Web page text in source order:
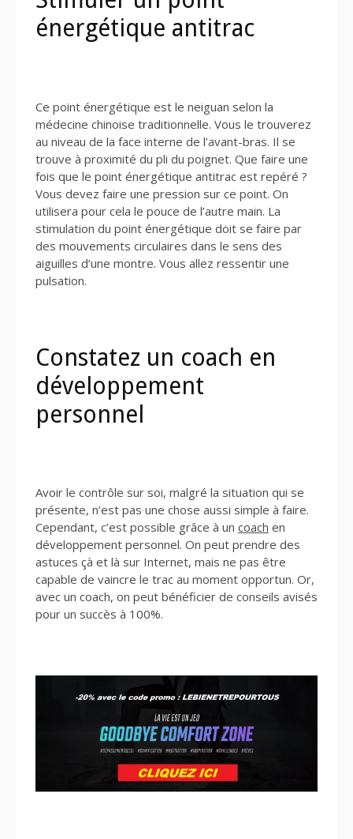
énergétique antitrac
Ce point énergétique est le neiguan selon la
médecine chinoise traditionnelle. Vous le trouverez
au niveau de la face interne de l’avant-bras. Il se
trouve à proximité du pli du poignet. Que faire une
fois que le point énergétique antitrac est repéré ?
Vous devez faire une pression sur ce point. On
utilisera pour cela le pouce de l’autre main. La
stimulation du point énergétique doit se faire par
des mouvements circulaires dans le sens des
aiguilles d’une montre. Vous allez ressentir une
pulsation.
Constatez un coach en
développement
personnel
Avoir le contrôle sur soi, malgré la situation qui se
présente, n’est pas une chose aussi simple à faire.
Cependant, c’est possible grâce à un coach en
développement personnel. On peut prendre des
astuces çà et là sur Internet, mais ne pas être
capable de vaincre le trac au moment opportun. Or,
avec un coach, on peut bénéficier de conseils avisés
pour un succès à 100%.